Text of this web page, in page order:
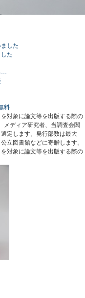
した
た
料
対象に論文等を出版する際の
メディア研究者、当調査会関
定します。発行部数は最大
立図書館などに寄贈します。
対象に論文等を出版する際の